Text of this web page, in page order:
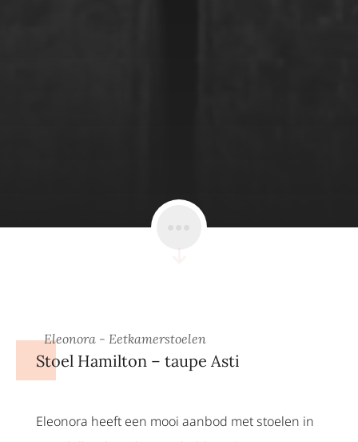
Eleonora - Eetkamerstoelen
Stoel Hamilton – taupe Asti
Eleonora heeft een mooi aanbod met stoelen in